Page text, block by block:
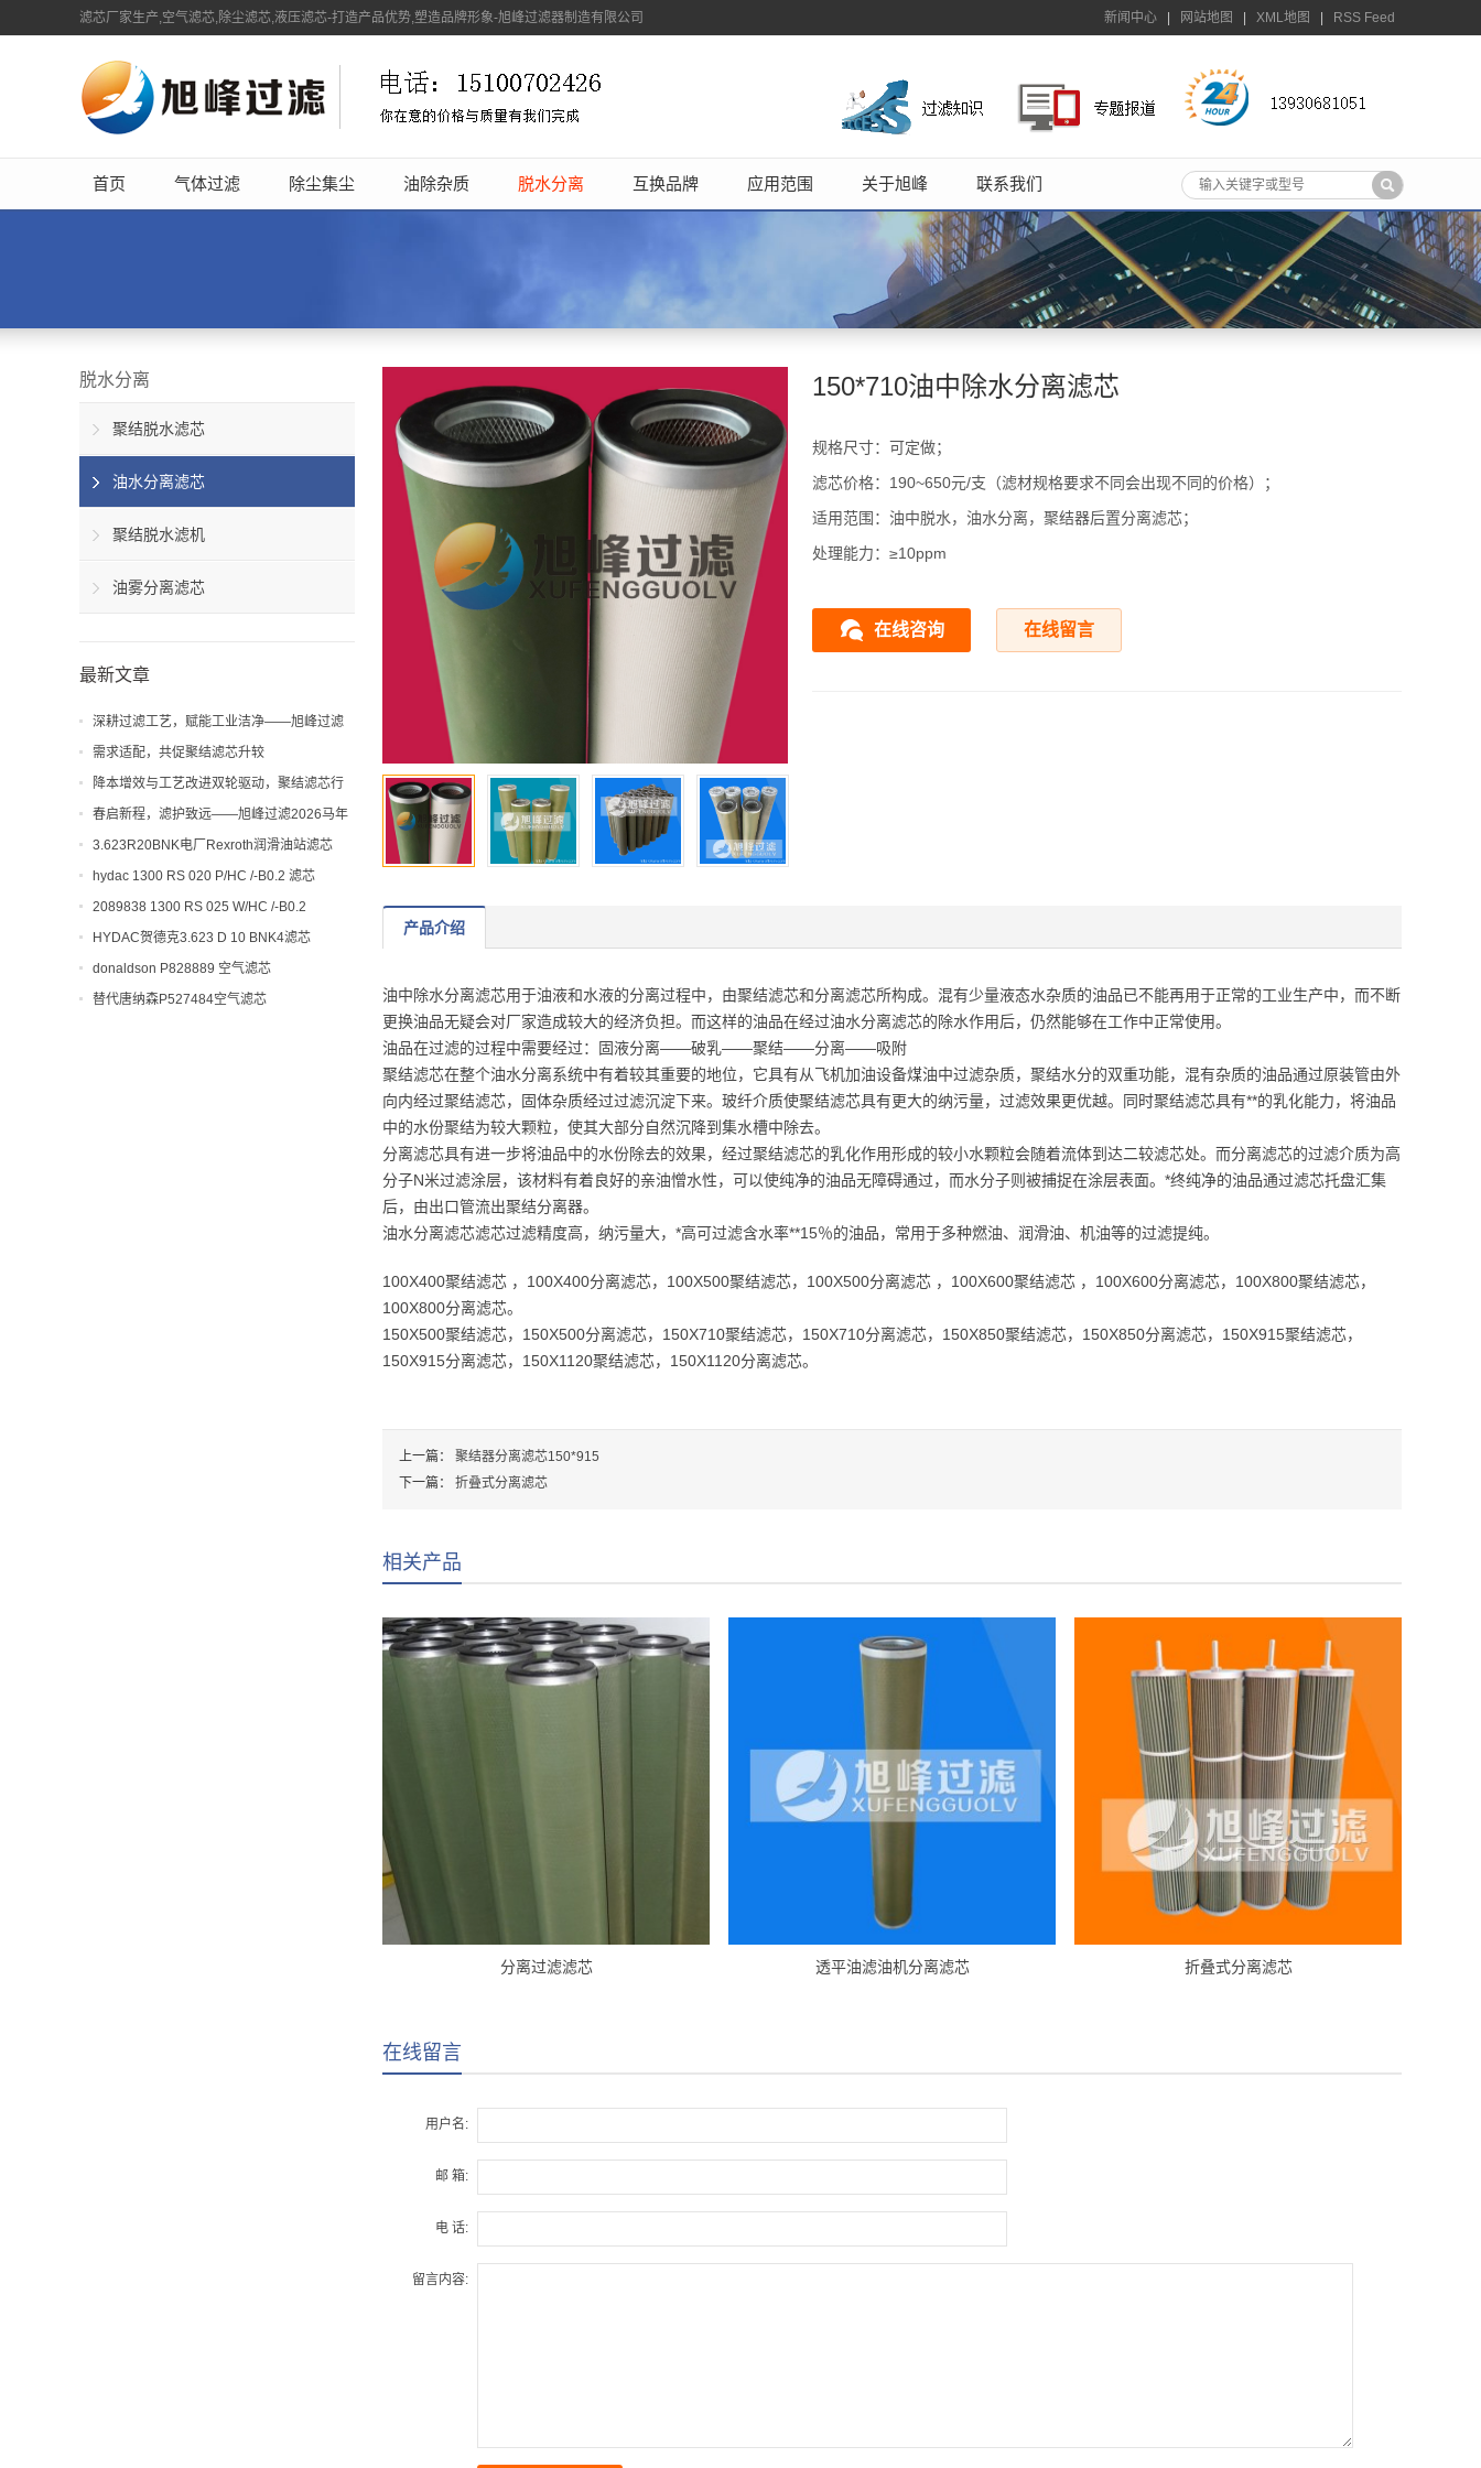
滤芯厂家生产,空气滤芯,除尘滤芯,液压滤芯-打造产品优势,塑造品牌形象-旭峰过滤器制造有限公司 新闻中心 网站地图 XML地图 RSS Feed
首页 气体过滤 除尘集尘 油除杂质 脱水分离 互换品牌 应用范围 关于旭峰 联系我们
150*710油中除水分离滤芯
规格尺寸：可定做；
滤芯价格：190~650元/支（滤材规格要求不同会出现不同的价格）；
适用范围：油中脱水，油水分离，聚结器后置分离滤芯；
处理能力：≥10ppm
在线咨询 在线留言
产品介绍
油中除水分离滤芯用于油液和水液的分离过程中，由聚结滤芯和分离滤芯所构成。混有少量液态水杂质的油品已不能再用于正常的工业生产中，而不断
更换油品无疑会对厂家造成较大的经济负担。而这样的油品在经过油水分离滤芯的除水作用后，仍然能够在工作中正常使用。
油品在过滤的过程中需要经过：固液分离——破乳——聚结——分离——吸附
聚结滤芯在整个油水分离系统中有着较其重要的地位，它具有从飞机加油设备煤油中过滤杂质，聚结水分的双重功能，混有杂质的油品通过原装管由外
向内经过聚结滤芯，固体杂质经过过滤沉淀下来。玻纤介质使聚结滤芯具有更大的纳污量，过滤效果更优越。同时聚结滤芯具有**的乳化能力，将油品
中的水份聚结为较大颗粒，使其大部分自然沉降到集水槽中除去。
分离滤芯具有进一步将油品中的水份除去的效果，经过聚结滤芯的乳化作用形成的较小水颗粒会随着流体到达二较滤芯处。而分离滤芯的过滤介质为高
分子N米过滤涂层，该材料有着良好的亲油憎水性，可以使纯净的油品无障碍通过，而水分子则被捕捉在涂层表面。*终纯净的油品通过滤芯托盘汇集
后，由出口管流出聚结分离器。
油水分离滤芯滤芯过滤精度高，纳污量大，*高可过滤含水率**15％的油品，常用于多种燃油、润滑油、机油等的过滤提纯。
100X400聚结滤芯 ，100X400分离滤芯，100X500聚结滤芯，100X500分离滤芯 ，100X600聚结滤芯 ，100X600分离滤芯，100X800聚结滤芯，
100X800分离滤芯。
150X500聚结滤芯，150X500分离滤芯，150X710聚结滤芯，150X710分离滤芯，150X850聚结滤芯，150X850分离滤芯，150X915聚结滤芯，
150X915分离滤芯，150X1120聚结滤芯，150X1120分离滤芯。
上一篇： 聚结器分离滤芯150*915
下一篇： 折叠式分离滤芯
相关产品
分离过滤滤芯 透平油滤油机分离滤芯 折叠式分离滤芯
在线留言
用户名:
邮 箱:
电 话:
留言内容:
脱水分离
聚结脱水滤芯
油水分离滤芯
聚结脱水滤机
油雾分离滤芯
最新文章
深耕过滤工艺，赋能工业洁净——旭峰过滤
解析聚结滤芯工艺与应用价值
需求适配，共促聚结滤芯升较
降本增效与工艺改进双轮驱动，聚结滤芯行
业迎来新机遇
春启新程，滤护致远——旭峰过滤2026马年
开工大吉！
3.623R20BNK电厂Rexroth润滑油站滤芯
hydac 1300 RS 020 P/HC /-B0.2 滤芯
2089838 1300 RS 025 W/HC /-B0.2
HYDAC贺德克3.623 D 10 BNK4滤芯
donaldson P828889 空气滤芯
替代唐纳森P527484空气滤芯